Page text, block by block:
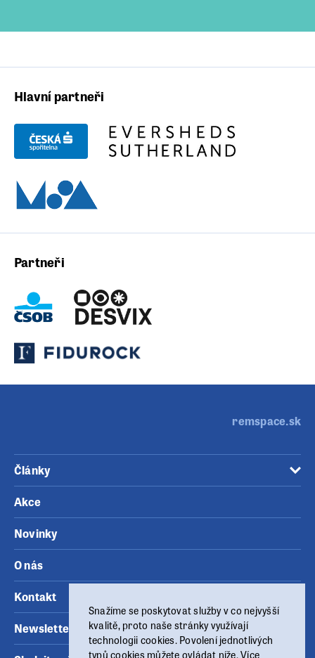
Hlavní partneři
Partneři
remspace.sk
Články
Akce
Novinky
O nás
Kontakt
Newsletter
Snažíme se poskytovat služby v co nejvyšší
kvalitě, proto naše stránky využívají
technologii cookies. Povolení jednotlivých
typů cookies můžete ovládat níže. Více